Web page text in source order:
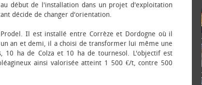
début de l'installation dans un projet d'exploitation
décide de changer d'orientation.
Il est installé entre Corrèze et Dordogne où il
an et demi, il a choisi de transformer lui même une
10 ha de Colza et 10 ha de tournesol. L'objectif est
ainsi valorisée atteint 1 500 €/t, contre 500